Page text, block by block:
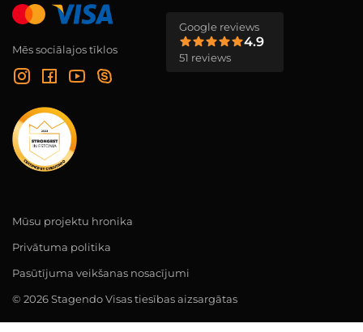
Mēs sociālajos tīklos
Google reviews
4.9
51 reviews
Mūsu projektu hronika
Privātuma politika
Pasūtījuma veikšanas nosacījumi
© 2026 Stagendo Visas tiesības aizsargātas